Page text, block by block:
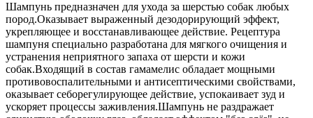
Шампунь предназначен для ухода за шерстью собак любых
пород.Оказывает выраженный дезодорирующий эффект,
укрепляющее и восстанавливающее действие. Рецептура
шампуня специально разработана для мягкого очищения и
устранения неприятного запаха от шерсти и кожи
собак.Входящий в состав гамамелис обладает мощными
противовоспалительными и антисептическими свойствами,
оказывает себорегулирующее действие, успокаивает зуд и
ускоряет процессы заживления.Шампунь не раздражает